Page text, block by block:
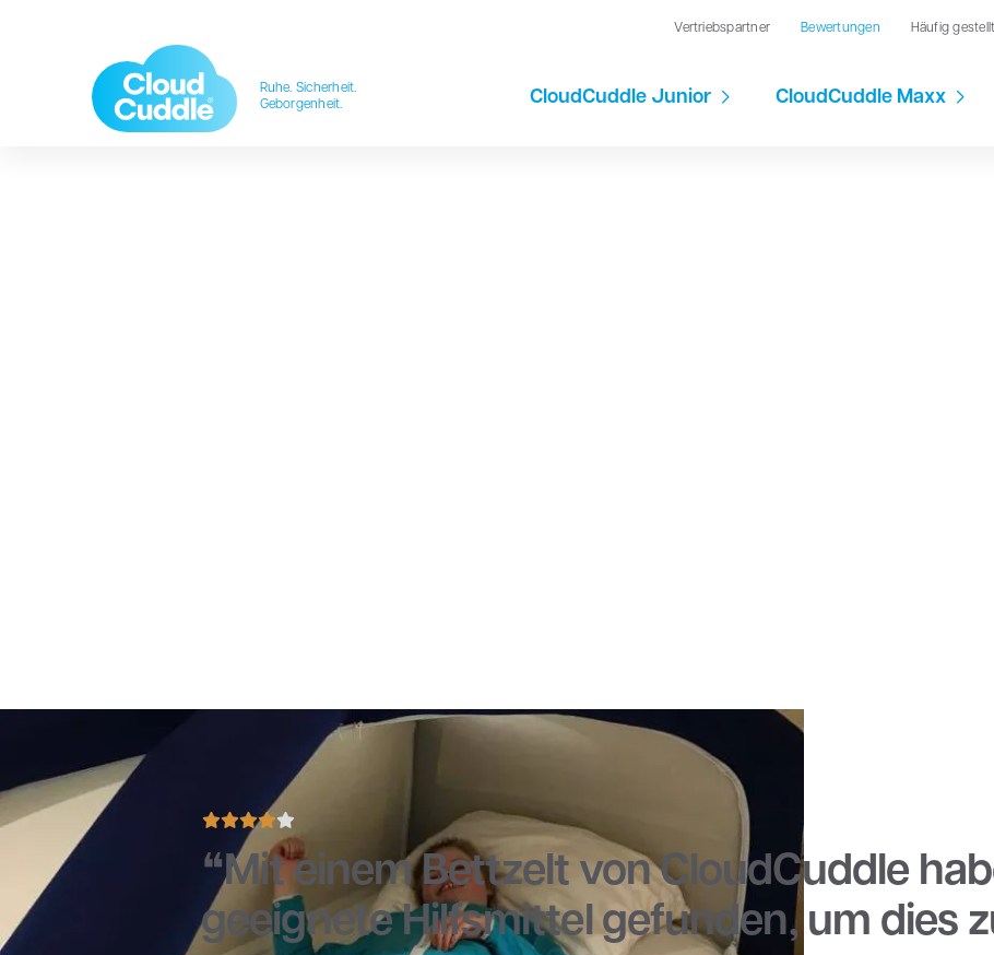
Vertriebspartner Bewertungen Häufig
Ruhe. Sicherheit.
Geborgenheit.
CloudCuddle Junior CloudCuddle Maxx
Mit einem Bettzelt von CloudCuddle
geeignete Hilfsmittel gefunden, um dies